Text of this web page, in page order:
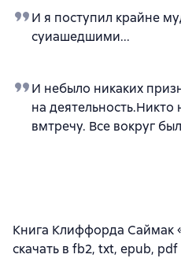
И я поступил крайне
суиашедшими...
И небыло никаких
на
вмтречу. Все вокруг
Книга Клиффорда Саймак
скачать в fb2, txt, epub,